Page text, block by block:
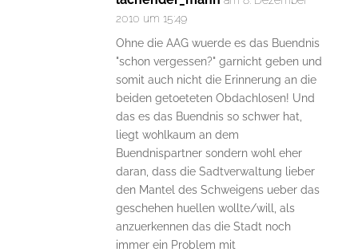
2010 um 15:49
Ohne die AAG wuerde es das Buendnis
"schon vergessen?" garnicht geben und
somit auch nicht die Erinnerung an die
beiden getoeteten Obdachlosen! Und
das es das Buendnis so schwer hat,
liegt wohlkaum an dem
Buendnispartner sondern wohl eher
daran, dass die Sadtverwaltung lieber
den Mantel des Schweigens ueber das
geschehen huellen wollte/will, als
anzuerkennen das die Stadt noch
immer ein Problem mit